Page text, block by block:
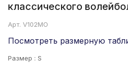
классического
Арт. V102MO
Посмотреть размерную
Размер : S